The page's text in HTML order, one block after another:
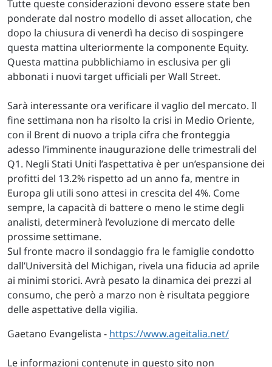
Tutte queste considerazioni devono essere state ben
ponderate dal nostro modello di asset allocation, che
dopo la chiusura di venerdì ha deciso di sospingere
questa mattina ulteriormente la componente Equity.
Questa mattina pubblichiamo in esclusiva per gli
abbonati i nuovi target ufficiali per Wall Street.
Sarà interessante ora verificare il vaglio del mercato. Il
fine settimana non ha risolto la crisi in Medio Oriente,
con il Brent di nuovo a tripla cifra che fronteggia
adesso l’imminente inaugurazione delle trimestrali del
Q1. Negli Stati Uniti l’aspettativa è per un’espansione dei
profitti del 13.2% rispetto ad un anno fa, mentre in
Europa gli utili sono attesi in crescita del 4%. Come
sempre, la capacità di battere o meno le stime degli
analisti, determinerà l’evoluzione di mercato delle
prossime settimane.
Sul fronte macro il sondaggio fra le famiglie condotto
dall’Università del Michigan, rivela una fiducia ad aprile
ai minimi storici. Avrà pesato la dinamica dei prezzi al
consumo, che però a marzo non è risultata peggiore
delle aspettative della vigilia.
Gaetano Evangelista - https://www.ageitalia.net/
Le informazioni contenute in questo sito non